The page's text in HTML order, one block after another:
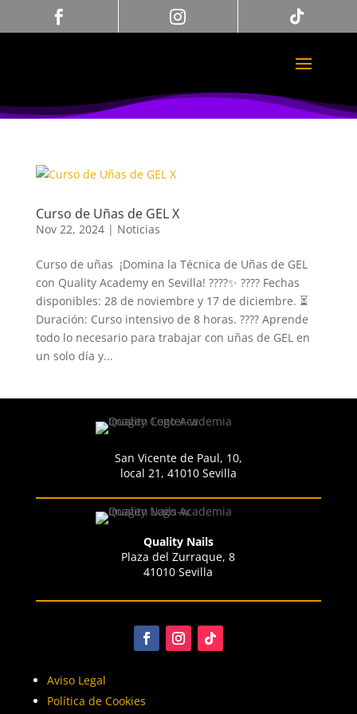
  
Curso de Uñas de GEL X
Nov 22, 2024| Noticias
Curso de uñas ¡Domina la Técnica de Uñas de GEL
con Quality Academy en Sevilla! ????✨ ???? Fechas
disponibles: 28 de noviembre y 17 de diciembre. ⏳
Duración: Curso intensivo de 8 horas. ???? Aprende
todo lo necesario para trabajar con uñas de GEL en
un solo día y...
San Vicente de Paul, 10,
local 21, 41010 Sevilla
Quality Nails
Plaza del Zurraque, 8
41010 Sevilla
Aviso Legal
Política de Cookies